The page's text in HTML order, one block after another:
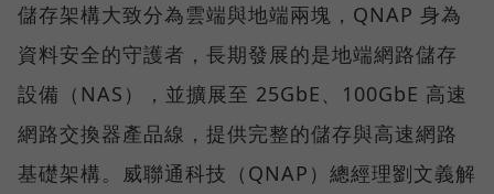
儲存架構大致分為雲端與地端兩塊，QNAP 身為
資料安全的守護者，長期發展的是地端網路儲存
設備（NAS），並擴展至 25GbE、100GbE 高速
網路交換器產品線，提供完整的儲存與高速網路
基礎架構。威聯通科技（QNAP）總經理劉文義解